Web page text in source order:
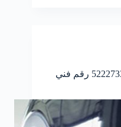
خدمة كهرباء السيارات اشبيلية 52227338 رقم فني